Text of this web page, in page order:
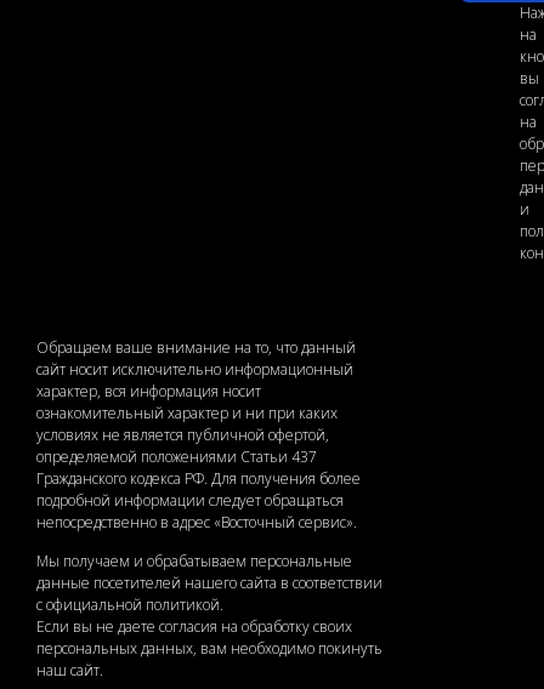
на
вы
на
и
Обращаем ваше внимание на то, что данный
сайт носит исключительно информационный
характер, вся информация носит
ознакомительный характер и ни при каких
условиях не является публичной офертой,
определяемой положениями Статьи 437
Гражданского кодекса РФ. Для получения более
подробной информации следует обращаться
непосредственно в адрес «Восточный сервис».
Мы получаем и обрабатываем персональные
данные посетителей нашего сайта в соответствии
с официальной политикой.
Если вы не даете согласия на обработку своих
персональных данных, вам необходимо покинуть
наш сайт.